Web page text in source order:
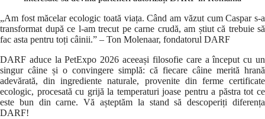
„Am fost măcelar ecologic toată viața. Când am văzut cum Caspar s-a
transformat după ce l-am trecut pe carne crudă, am știut că trebuie să
fac asta pentru toți câinii.” – Ton Molenaar, fondatorul DARF
DARF aduce la PetExpo 2026 aceeași filosofie care a început cu un
singur câine și o convingere simplă: că fiecare câine merită hrană
adevărată, din ingrediente naturale, provenite din ferme certificate
ecologic, procesată cu grijă la temperaturi joase pentru a păstra tot ce
este bun din carne. Vă așteptăm la stand să descoperiți diferența
DARF!